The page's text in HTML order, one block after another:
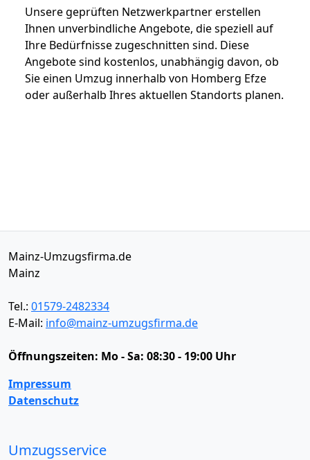
Unsere geprüften Netzwerkpartner erstellen
Ihnen unverbindliche Angebote, die speziell auf
Ihre Bedürfnisse zugeschnitten sind. Diese
Angebote sind kostenlos, unabhängig davon, ob
Sie einen Umzug innerhalb von Homberg Efze
oder außerhalb Ihres aktuellen Standorts planen.
Mainz-Umzugsfirma.de
Mainz
Tel.: 01579-2482334
E-Mail: info@mainz-umzugsfirma.de
Öffnungszeiten: Mo - Sa: 08:30 - 19:00 Uhr
Impressum
Datenschutz
Umzugsservice